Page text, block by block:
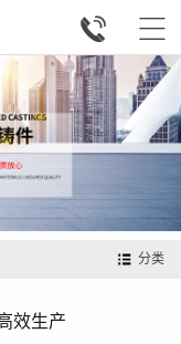


分类
效生产